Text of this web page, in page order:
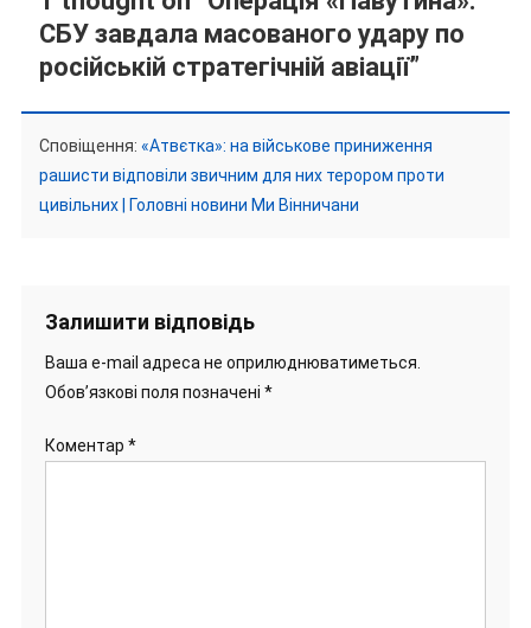
СБУ завдала масованого удару по
російській стратегічній авіації”
Сповіщення: «Атвєтка»: на військове приниження
рашисти відповіли звичним для них терором проти
цивільних | Головні новини Ми Вінничани
Залишити відповідь
Ваша e-mail адреса не оприлюднюватиметься.
Обов’язкові поля позначені *
Коментар *